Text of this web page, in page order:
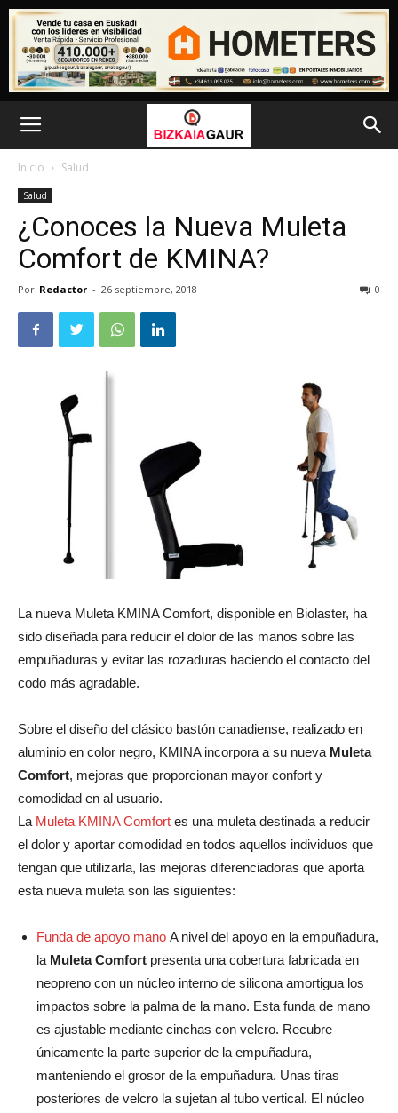
Inicio Salud
Salud
¿Conoces la Nueva Muleta
Comfort de KMINA?
Por Redactor - 26 septiembre, 2018 0
La nueva Muleta KMINA Comfort, disponible en Biolaster, ha
sido diseñada para reducir el dolor de las manos sobre las
empuñaduras y evitar las rozaduras haciendo el contacto del
codo más agradable.
Sobre el diseño del clásico bastón canadiense, realizado en
aluminio en color negro, KMINA incorpora a su nueva Muleta
Comfort, mejoras que proporcionan mayor confort y
comodidad en al usuario.
La Muleta KMINA Comfort es una muleta destinada a reducir
el dolor y aportar comodidad en todos aquellos individuos que
tengan que utilizarla, las mejoras diferenciadoras que aporta
esta nueva muleta son las siguientes:
Funda de apoyo mano A nivel del apoyo en la empuñadura,
la Muleta Comfort presenta una cobertura fabricada en
neopreno con un núcleo interno de silicona amortigua los
impactos sobre la palma de la mano. Esta funda de mano
es ajustable mediante cinchas con velcro. Recubre
únicamente la parte superior de la empuñadura,
manteniendo el grosor de la empuñadura. Unas tiras
posteriores de velcro la sujetan al tubo vertical. El núcleo